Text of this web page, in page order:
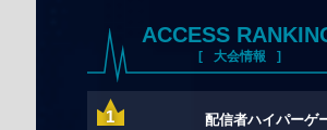
ACCESS
大会情報
配信者ハイパーゲ